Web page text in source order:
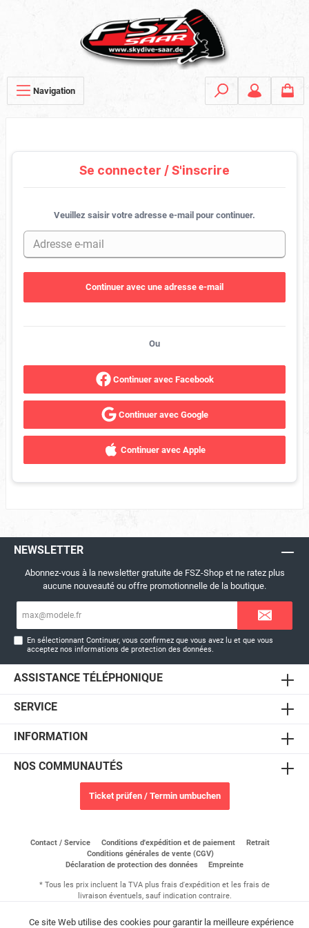
Navigation
Se connecter / S'inscrire
Veuillez saisir votre adresse e-mail pour continuer.
Continuer avec une adresse e-mail
Ou
Continuer avec Facebook
Continuer avec Google
Continuer avec Apple
NEWSLETTER
Abonnez-vous à la newsletter gratuite de FSZ-Shop et ne ratez plus
aucune nouveauté ou offre promotionnelle de la boutique.
En sélectionnant Continuer, vous confirmez que vous avez lu et que vous
acceptez nosinformations de protection des données.
ASSISTANCE TÉLÉPHONIQUE
SERVICE
INFORMATION
NOS COMMUNAUTÉS
Ticket prüfen / Termin umbuchen
Contact / Service Conditions d'expédition et de paiement
Retrait
Conditions générales de vente (CGV)
Déclaration de protection des données
Empreinte
* Tous les prix incluent la TVA plus frais d'expédition et les frais de
livraison éventuels, sauf indication contraire.
réservés. Theme by
ThemeWare®
Ce site Web utilise des cookies pour garantir la meilleure expérience